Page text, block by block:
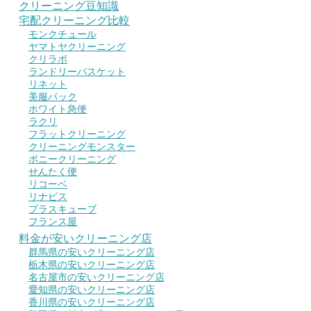
クリーニング豆知識
宅配クリーニング比較
モンクチュール
ヤマトヤクリーニング
クリラボ
ランドリーバスケット
リネット
美服パック
ホワイト急便
ラクリ
フラットクリーニング
クリーニングモンスター
ポニークリーニング
せんたく便
リコーベ
リナビス
プラスキューブ
フランス屋
料金が安いクリーニング店
群馬県の安いクリーニング店
栃木県の安いクリーニング店
名古屋市の安いクリーニング店
愛知県の安いクリーニング店
香川県の安いクリーニング店